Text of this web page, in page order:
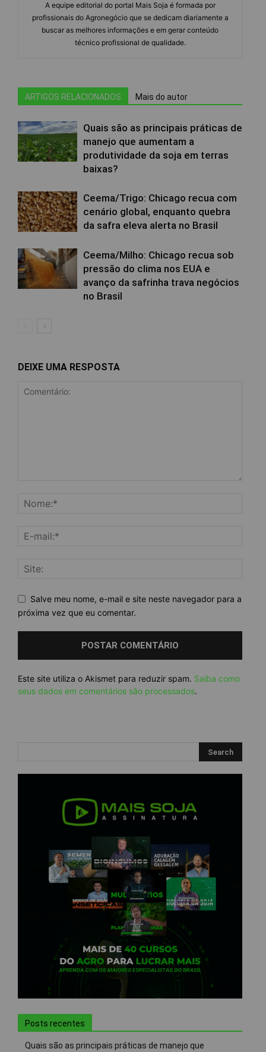
A equipe editorial do portal Mais Soja é formada por
profissionais do Agronegócio que se dedicam diariamente a
buscar as melhores informações e em gerar conteúdo
técnico profissional de qualidade.
ARTIGOS RELACIONADOS Mais do autor
Quais são as principais práticas de
manejo que aumentam a
produtividade da soja em terras
baixas?
Ceema/Trigo: Chicago recua com
cenário global, enquanto quebra
da safra eleva alerta no Brasil
Ceema/Milho: Chicago recua sob
pressão do clima nos EUA e
avanço da safrinha trava negócios
no Brasil
DEIXE UMA RESPOSTA
Salve meu nome, e-mail e site neste navegador para a
próxima vez que eu comentar.
Este site utiliza o Akismet para reduzir spam. Saiba como
seus dados em comentários são processados.
Posts recentes
Quais são as principais práticas de manejo que